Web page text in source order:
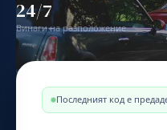
24/7
Винаги на разположение
Последният код е